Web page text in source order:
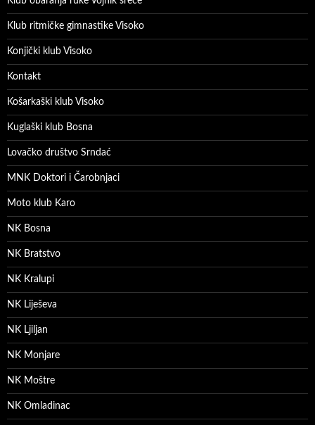
Klub ritmičke gimnastike Visoko
Konjički klub Visoko
Kontakt
Košarkaški klub Visoko
Kuglaški klub Bosna
Lovačko društvo Srndać
MNK Doktori i Čarobnjaci
Moto klub Karo
NK Bosna
NK Bratstvo
NK Kralupi
NK Liješeva
NK Ljiljan
NK Monjare
NK Moštre
NK Omladinac